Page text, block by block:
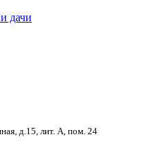
дачи
д.15, лит. А, пом. 24